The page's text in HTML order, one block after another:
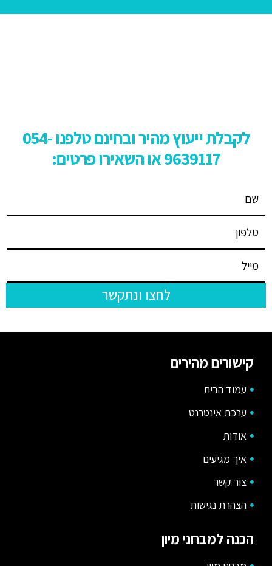
לקבלת ייעוץ מהיר ובחינם טלפנו 054-
9639117 או השאירו פרטים:
לחצו ונתקשר
קישורים מהירים
עמוד הבית
ערכת אינטרנט
אודות
איך מגיעים
צור קשר
הצהרת נגישות
הכנה למבחני מיון